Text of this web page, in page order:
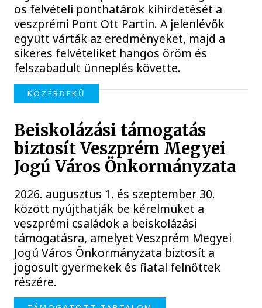
os felvételi ponthatárok kihirdetését a
veszprémi Pont Ott Partin. A jelenlévők
együtt várták az eredményeket, majd a
sikeres felvételiket hangos öröm és
felszabadult ünneplés követte.
KÖZÉRDEKŰ
Beiskolázási támogatás
biztosít Veszprém Megyei
Jogú Város Önkormányzata
2026. augusztus 1. és szeptember 30.
között nyújthatják be kérelmüket a
veszprémi családok a beiskolázási
támogatásra, amelyet Veszprém Megyei
Jogú Város Önkormányzata biztosít a
jogosult gyermekek és fiatal felnőttek
részére.